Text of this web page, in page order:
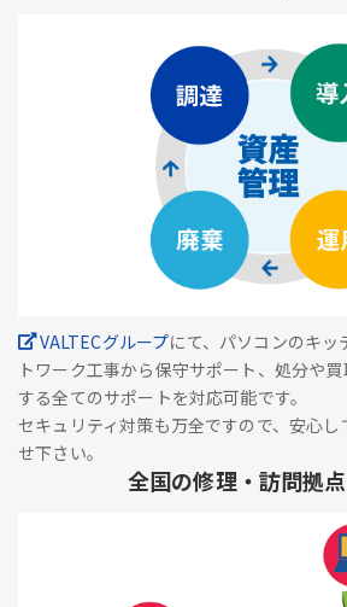
VALTECグループにて、パソコンのキッ
トワーク工事から保守サポート、処分や
する全てのサポートを対応可能です。
セキュリティ対策も万全ですので、安心
せ下さい。
全国の修理・訪問拠